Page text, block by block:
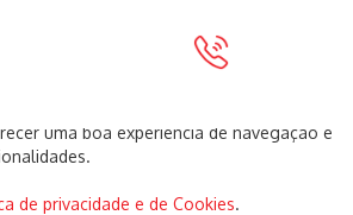
preferências de cookies
estritamente necessários, analíticos e
uma boa experiência de navegação e
de privacidade e de Cookies.